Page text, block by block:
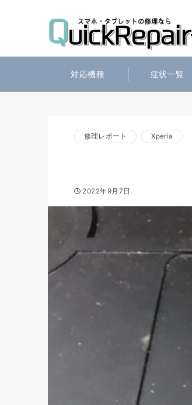
対応機種 症状一覧
修理レポート Xperia
2022年9月7日